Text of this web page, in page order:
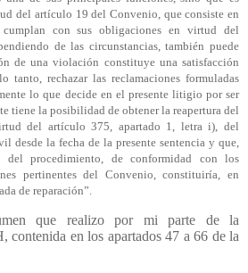
del artículo 19 del Convenio, que consiste en
cumplan con sus obligaciones en virtud del
de las circunstancias, también puede
de una violación constituye una satisfacción
tanto, rechazar las reclamaciones formuladas
lo que decide en el presente litigio por ser
tiene la posibilidad de obtener la reapertura del
del artículo 375, apartado 1, letra i), del
desde la fecha de la presente sentencia y que,
del procedimiento, de conformidad con los
pertinentes del Convenio, constituiría, en
de reparación”.
que realizo por mi parte de la
contenida en los apartados 47 a 66 de la